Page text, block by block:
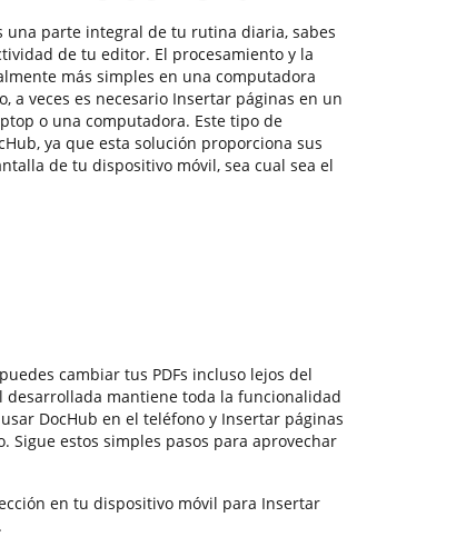
una parte integral de tu rutina diaria, sabes
de tu editor. El procesamiento y la
más simples en una computadora
a veces es necesario Insertar páginas en un
o una computadora. Este tipo de
ya que esta solución proporciona sus
de tu dispositivo móvil, sea cual sea el
cambiar tus PDFs incluso lejos del
mantiene toda la funcionalidad
DocHub en el teléfono y Insertar páginas
Sigue estos simples pasos para aprovechar
en tu dispositivo móvil para Insertar